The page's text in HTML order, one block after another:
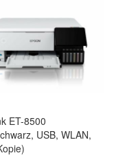
ET-8500
USB, WLAN,